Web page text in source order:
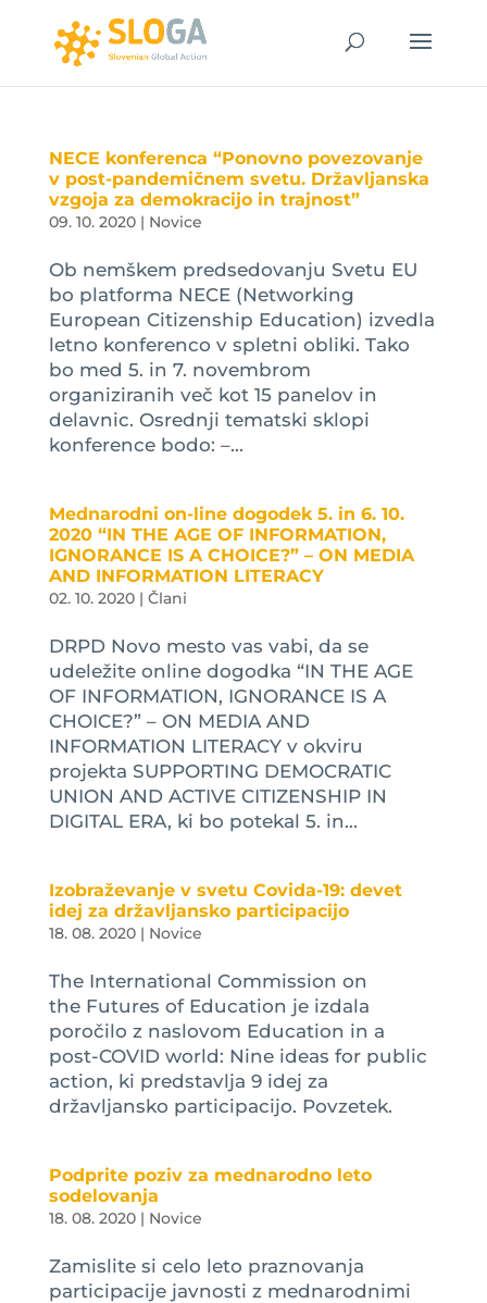
NECE konferenca “Ponovno povezovanje
v post-pandemičnem svetu. Državljanska
vzgoja za demokracijo in trajnost”
09. 10. 2020| Novice
Ob nemškem predsedovanju Svetu EU
bo platforma NECE (Networking
European Citizenship Education) izvedla
letno konferenco v spletni obliki. Tako
bo med 5. in 7. novembrom
organiziranih več kot 15 panelov in
delavnic. Osrednji tematski sklopi
konference bodo: –...
Mednarodni on-line dogodek 5. in 6. 10.
2020 “IN THE AGE OF INFORMATION,
IGNORANCE IS A CHOICE?” – ON MEDIA
AND INFORMATION LITERACY
02. 10. 2020| Člani
DRPD Novo mesto vas vabi, da se
udeležite online dogodka “IN THE AGE
OF INFORMATION, IGNORANCE IS A
CHOICE?” – ON MEDIA AND
INFORMATION LITERACY v okviru
projekta SUPPORTING DEMOCRATIC
UNION AND ACTIVE CITIZENSHIP IN
DIGITAL ERA, ki bo potekal 5. in...
Izobraževanje v svetu Covida-19: devet
idej za državljansko participacijo
18. 08. 2020| Novice
The International Commission on
the Futures of Education je izdala
poročilo z naslovom Education in a
post-COVID world: Nine ideas for public
action, ki predstavlja 9 idej za
državljansko participacijo. Povzetek.
Podprite poziv za mednarodno leto
sodelovanja
18. 08. 2020| Novice
Zamislite si celo leto praznovanja
participacije javnosti z mednarodnimi